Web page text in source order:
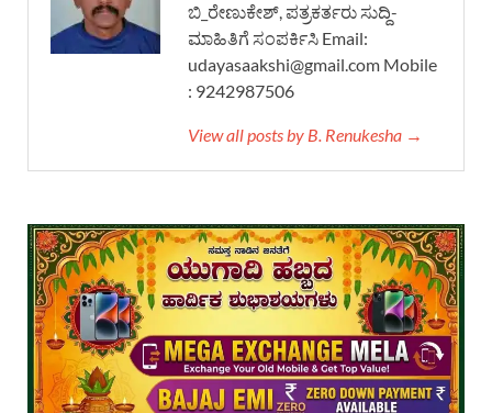
ಬಿ_ರೇಣುಕೇಶ್, ಪತ್ರಕರ್ತರು ಸುದ್ದಿ-
ಮಾಹಿತಿಗೆ ಸಂಪರ್ಕಿಸಿ Email:
udayasaakshi@gmail.com Mobile
: 9242987506
View all posts by B. Renukesha →